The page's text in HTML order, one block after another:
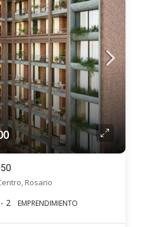
Rosario
2 EMPRENDIMIENTO